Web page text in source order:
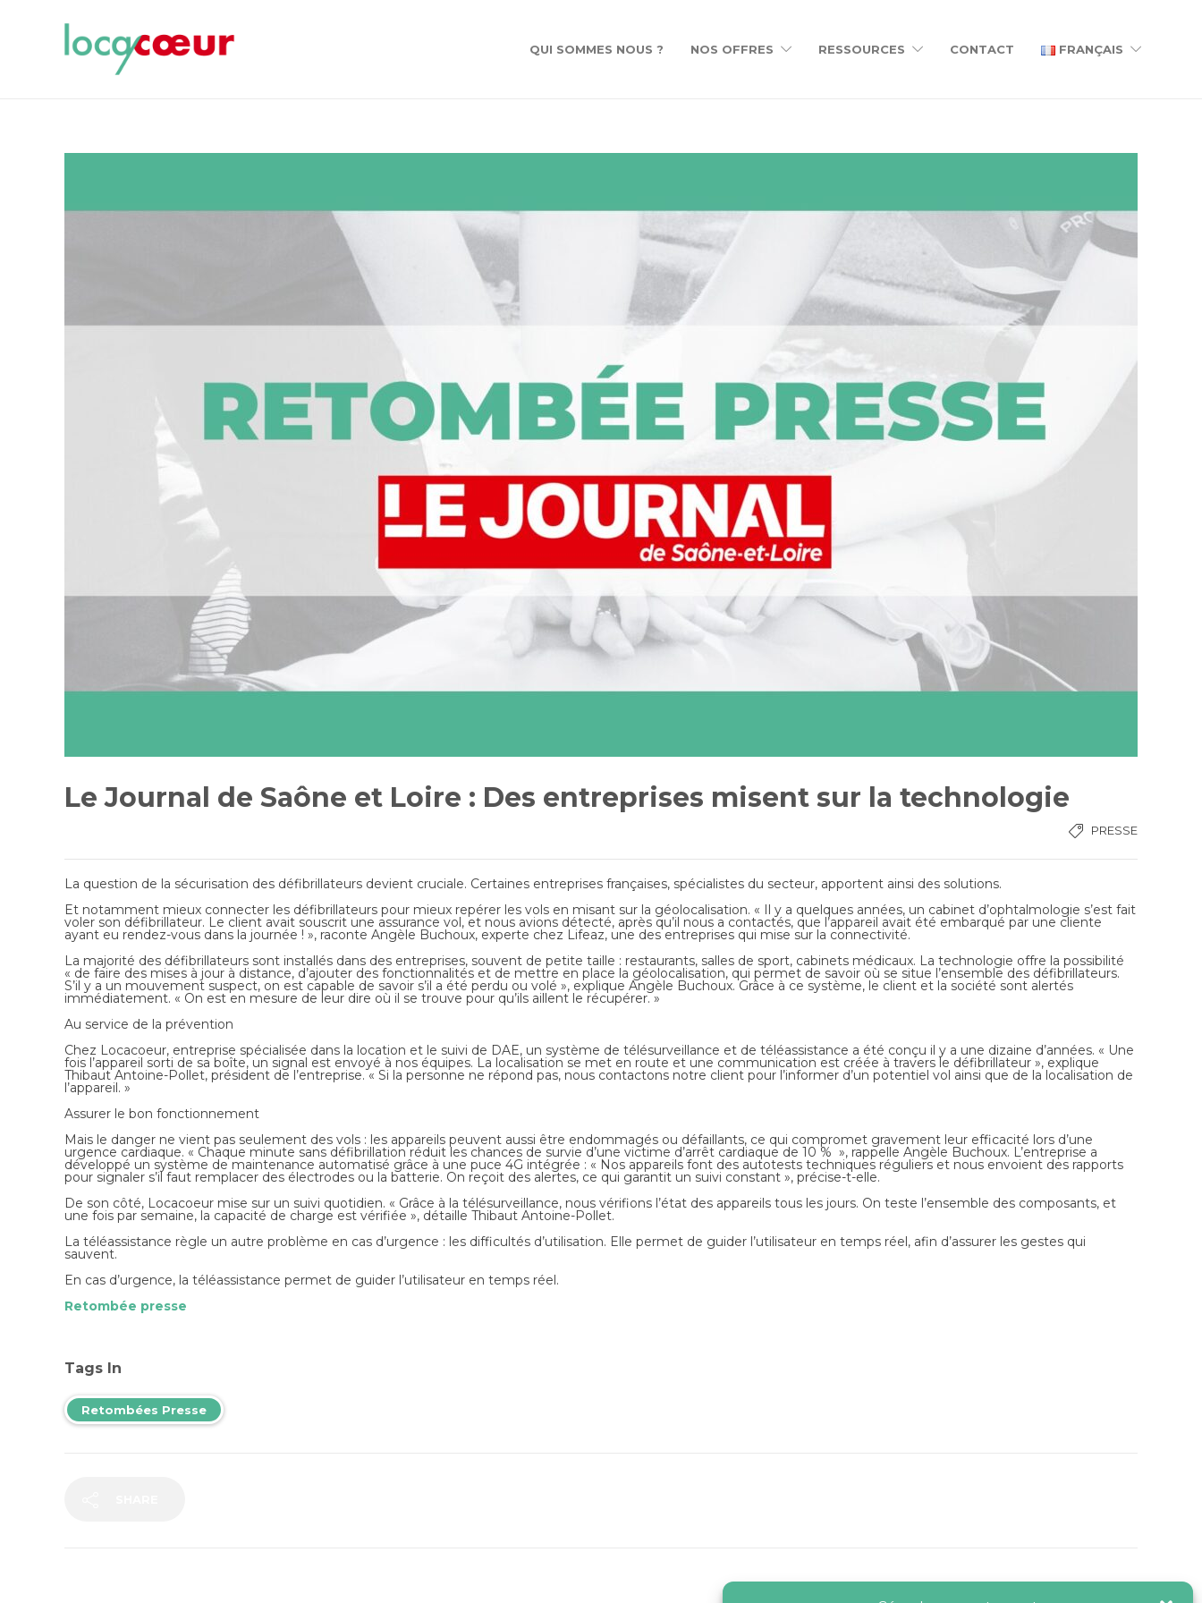
QUI SOMMES NOUS ? NOS OFFRES RESSOURCES CONTACT FRANÇAIS
Le Journal de Saône et Loire : Des entreprises misent sur la technologie
PRESSE
La question de la sécurisation des défibrillateurs devient cruciale. Certaines entreprises françaises, spécialistes du secteur, apportent ainsi des solutions.
Et notamment mieux connecter les défibrillateurs pour mieux repérer les vols en misant sur la géolocalisation. « Il y a quelques années, un cabinet d’ophtalmologie s’est fait
voler son défibrillateur. Le client avait souscrit une assurance vol, et nous avions détecté, après qu’il nous a contactés, que l’appareil avait été embarqué par une cliente
ayant eu rendez-vous dans la journée ! », raconte Angèle Buchoux, experte chez Lifeaz, une des entreprises qui mise sur la connectivité.
La majorité des défibrillateurs sont installés dans des entreprises, souvent de petite taille : restaurants, salles de sport, cabinets médicaux. La technologie offre la possibilité
« de faire des mises à jour à distance, d’ajouter des fonctionnalités et de mettre en place la géolocalisation, qui permet de savoir où se situe l’ensemble des défibrillateurs.
S’il y a un mouvement suspect, on est capable de savoir s’il a été perdu ou volé », explique Angèle Buchoux. Grâce à ce système, le client et la société sont alertés
immédiatement. « On est en mesure de leur dire où il se trouve pour qu’ils aillent le récupérer. »
Au service de la prévention
Chez Locacoeur, entreprise spécialisée dans la location et le suivi de DAE, un système de télésurveillance et de téléassistance a été conçu il y a une dizaine d’années. « Une
fois l’appareil sorti de sa boîte, un signal est envoyé à nos équipes. La localisation se met en route et une communication est créée à travers le défibrillateur », explique
Thibaut Antoine-Pollet, président de l’entreprise. « Si la personne ne répond pas, nous contactons notre client pour l’informer d’un potentiel vol ainsi que de la localisation de
l’appareil. »
Assurer le bon fonctionnement
Mais le danger ne vient pas seulement des vols : les appareils peuvent aussi être endommagés ou défaillants, ce qui compromet gravement leur efficacité lors d’une
urgence cardiaque. « Chaque minute sans défibrillation réduit les chances de survie d’une victime d’arrêt cardiaque de 10 % », rappelle Angèle Buchoux. L’entreprise a
développé un système de maintenance automatisé grâce à une puce 4G intégrée : « Nos appareils font des autotests techniques réguliers et nous envoient des rapports
pour signaler s’il faut remplacer des électrodes ou la batterie. On reçoit des alertes, ce qui garantit un suivi constant », précise-t-elle.
De son côté, Locacoeur mise sur un suivi quotidien. « Grâce à la télésurveillance, nous vérifions l’état des appareils tous les jours. On teste l’ensemble des composants, et
une fois par semaine, la capacité de charge est vérifiée », détaille Thibaut Antoine-Pollet.
La téléassistance règle un autre problème en cas d’urgence : les difficultés d’utilisation. Elle permet de guider l’utilisateur en temps réel, afin d’assurer les gestes qui
sauvent.
En cas d’urgence, la téléassistance permet de guider l’utilisateur en temps réel.
Retombée presse
Tags In
Retombées Presse